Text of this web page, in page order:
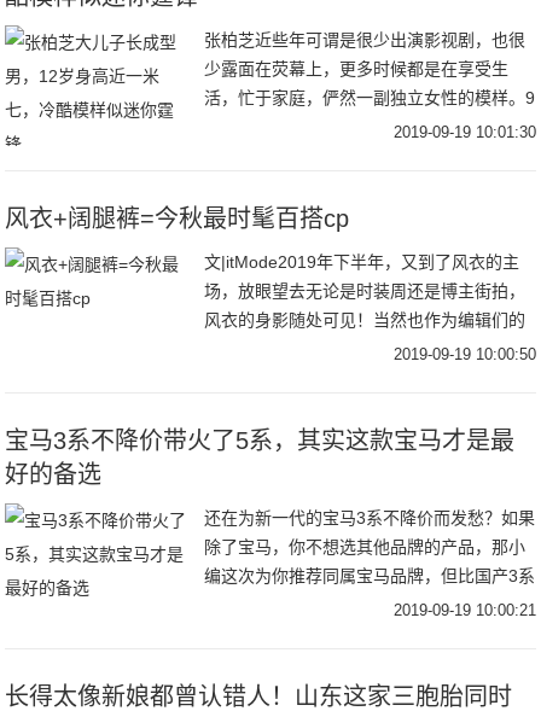
张柏芝近些年可谓是很少出演影视剧，也很
少露面在荧幕上，更多时候都是在享受生
活，忙于家庭，俨然一副独立女性的模样。9
月18日，张柏芝在社交平台分享了自己出海
2019-09-19 10:01:30
风衣+阔腿裤=今秋最时髦百搭cp
文|itMode2019年下半年，又到了风衣的主
场，放眼望去无论是时装周还是博主街拍，
风衣的身影随处可见！当然也作为编辑们的
心头好，风衣当然是每年秋季不能避免的话
2019-09-19 10:00:50
宝马3系不降价带火了5系，其实这款宝马才是最
好的备选
还在为新一代的宝马3系不降价而发愁？如果
除了宝马，你不想选其他品牌的产品，那小
编这次为你推荐同属宝马品牌，但比国产3系
更加彰显运动的车型——宝马3系GT。为什
2019-09-19 10:00:21
长得太像新娘都曾认错人！山东这家三胞胎同时